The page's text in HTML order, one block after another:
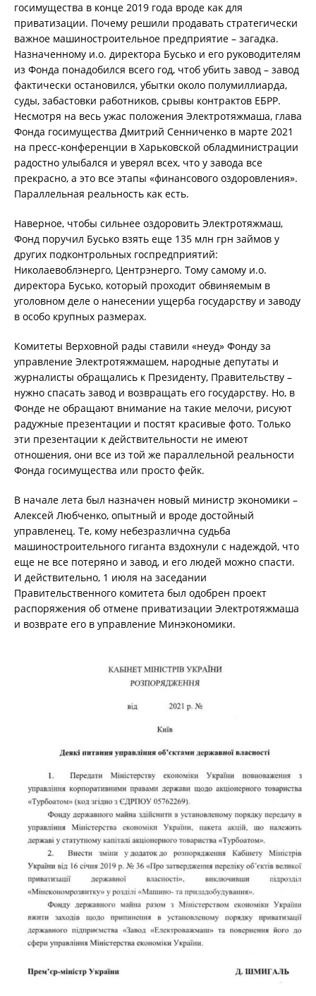
госимущества в конце 2019 года вроде как для
приватизации. Почему решили продавать стратегически
важное машиностроительное предприятие – загадка.
Назначенному и.о. директора Бусько и его руководителям
из Фонда понадобился всего год, чтоб убить завод – завод
фактически остановился, убытки около полумиллиарда,
суды, забастовки работников, срывы контрактов ЕБРР.
Несмотря на весь ужас положения Электротяжмаша, глава
Фонда госимущества Дмитрий Сенниченко в марте 2021
на пресс-конференции в Харьковской обладминистрации
радостно улыбался и уверял всех, что у завода все
прекрасно, а это все этапы «финансового оздоровления».
Параллельная реальность как есть.
Наверное, чтобы сильнее оздоровить Электротяжмаш,
Фонд поручил Бусько взять еще 135 млн грн займов у
других подконтрольных госпредприятий:
Николаевоблэнерго, Центрэнерго. Тому самому и.о.
директора Бусько, который проходит обвиняемым в
уголовном деле о нанесении ущерба государству и заводу
в особо крупных размерах.
Комитеты Верховной рады ставили «неуд» Фонду за
управление Электротяжмашем, народные депутаты и
журналисты обращались к Президенту, Правительству –
нужно спасать завод и возвращать его государству. Но, в
Фонде не обращают внимание на такие мелочи, рисуют
радужные презентации и постят красивые фото. Только
эти презентации к действительности не имеют
отношения, они все из той же параллельной реальности
Фонда госимущества или просто фейк.
В начале лета был назначен новый министр экономики –
Алексей Любченко, опытный и вроде достойный
управленец. Те, кому небезразлична судьба
машиностроительного гиганта вздохнули с надеждой, что
еще не все потеряно и завод, и его людей можно спасти.
И действительно, 1 июля на заседании
Правительственного комитета был одобрен проект
распоряжения об отмене приватизации Электротяжмаша
и возврате его в управление Минэкономики.